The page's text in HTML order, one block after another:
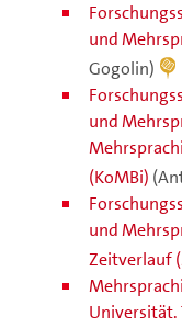
und
Gogolin)
und
(KoMBi)
und
Zeitverlauf
Universität.